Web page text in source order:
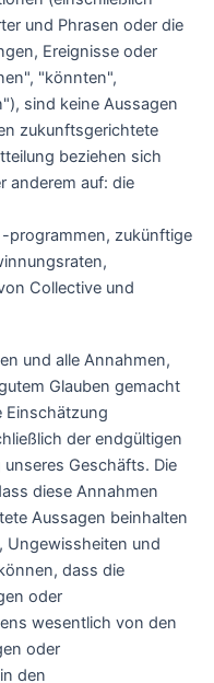
und Phrasen oder die
Ereignisse oder
"könnten",
sind keine Aussagen
zukunftsgerichtete
beziehen sich
anderem auf: die
programmen, zukünftige
Collective und
und alle Annahmen,
Glauben gemacht
Einschätzung
der endgültigen
Geschäfts. Die
diese Annahmen
Aussagen beinhalten
Ungewissheiten und
dass die
oder
wesentlich von den
oder
den